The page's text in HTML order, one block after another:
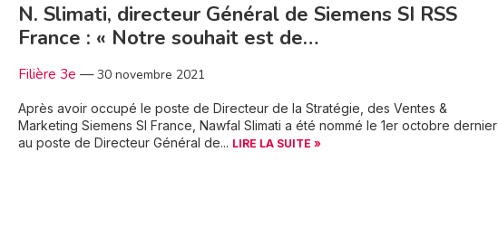
N. Slimati, directeur Général de Siemens SI RSS
France : « Notre souhait est de…
Filière 3e —30 novembre 2021
Après avoir occupé le poste de Directeur de la Stratégie, des Ventes &
Marketing Siemens SI France, Nawfal Slimati a été nommé le 1er octobre dernier
au poste de Directeur Général de... LIRE LA SUITE »